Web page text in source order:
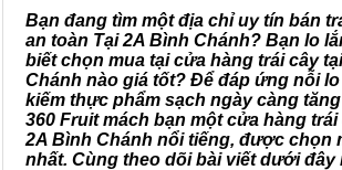
Bạn đang tìm một địa chỉ uy tín bán
an toàn Tại 2A Bình Chánh? Bạn lo
biết chọn mua tại cửa hàng trái cây
Chánh nào giá tốt? Để đáp ứng nỗi
kiếm thực phẩm sạch ngày càng
360 Fruit mách bạn một cửa hàng
2A Bình Chánh nổi tiếng, được chọn
nhất. Cùng theo dõi bài viết dưới đây